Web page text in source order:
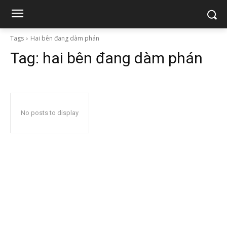
Tags Hai bên đang dàm phán
Tag: hai bên đang dàm phán
No posts to display